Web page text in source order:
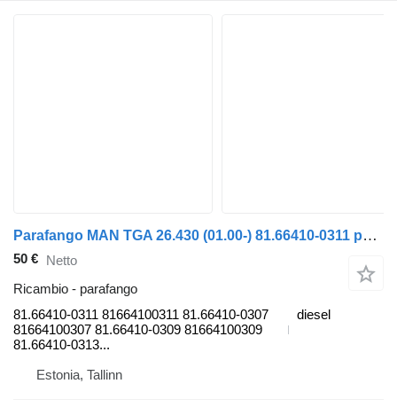
Parafango MAN TGA 26.430 (01.00-) 81.66410-0311 per camion MAN 4-series, TGA (1993-2009)
50 € Netto
Ricambio - parafango
81.66410-0311 81664100311 81.66410-0307
81664100307 81.66410-0309 81664100309
81.66410-0313...
diesel
Estonia, Tallinn